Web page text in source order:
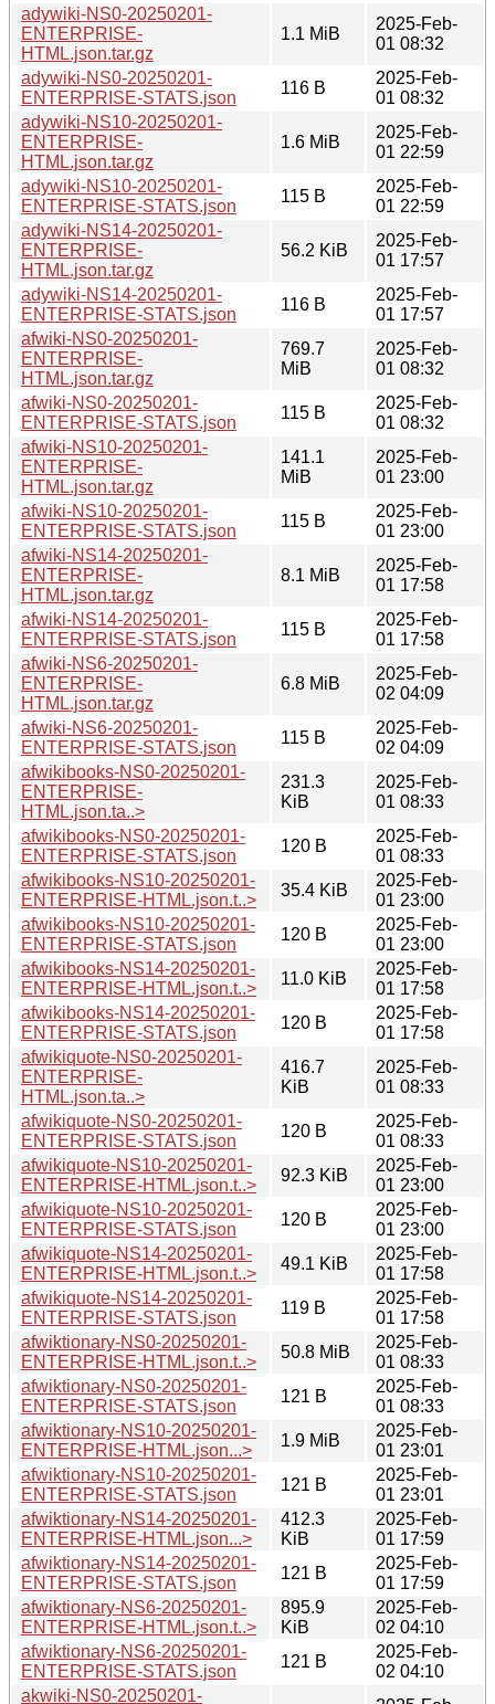
adywiki-NS0-20250201-
ENTERPRISE-
HTML.json.tar.gz
1.1 MiB
2025-Feb-
01 08:32
adywiki-NS0-20250201-
ENTERPRISE-STATS.json
116 B
2025-Feb-
01 08:32
adywiki-NS10-20250201-
ENTERPRISE-
HTML.json.tar.gz
1.6 MiB
2025-Feb-
01 22:59
adywiki-NS10-20250201-
ENTERPRISE-STATS.json
115 B
2025-Feb-
01 22:59
adywiki-NS14-20250201-
ENTERPRISE-
HTML.json.tar.gz
56.2 KiB
2025-Feb-
01 17:57
adywiki-NS14-20250201-
ENTERPRISE-STATS.json
116 B
2025-Feb-
01 17:57
afwiki-NS0-20250201-
ENTERPRISE-
HTML.json.tar.gz
769.7
MiB
2025-Feb-
01 08:32
afwiki-NS0-20250201-
ENTERPRISE-STATS.json
115 B
2025-Feb-
01 08:32
afwiki-NS10-20250201-
ENTERPRISE-
HTML.json.tar.gz
141.1
MiB
2025-Feb-
01 23:00
afwiki-NS10-20250201-
ENTERPRISE-STATS.json
115 B
2025-Feb-
01 23:00
afwiki-NS14-20250201-
ENTERPRISE-
HTML.json.tar.gz
8.1 MiB
2025-Feb-
01 17:58
afwiki-NS14-20250201-
ENTERPRISE-STATS.json
115 B
2025-Feb-
01 17:58
afwiki-NS6-20250201-
ENTERPRISE-
HTML.json.tar.gz
6.8 MiB
2025-Feb-
02 04:09
afwiki-NS6-20250201-
ENTERPRISE-STATS.json
115 B
2025-Feb-
02 04:09
afwikibooks-NS0-20250201-
ENTERPRISE-
HTML.json.ta..>
231.3
KiB
2025-Feb-
01 08:33
afwikibooks-NS0-20250201-
ENTERPRISE-STATS.json
120 B
2025-Feb-
01 08:33
afwikibooks-NS10-20250201-
ENTERPRISE-HTML.json.t..>
35.4 KiB
2025-Feb-
01 23:00
afwikibooks-NS10-20250201-
ENTERPRISE-STATS.json
120 B
2025-Feb-
01 23:00
afwikibooks-NS14-20250201-
ENTERPRISE-HTML.json.t..>
11.0 KiB
2025-Feb-
01 17:58
afwikibooks-NS14-20250201-
ENTERPRISE-STATS.json
120 B
2025-Feb-
01 17:58
afwikiquote-NS0-20250201-
ENTERPRISE-
HTML.json.ta..>
416.7
KiB
2025-Feb-
01 08:33
afwikiquote-NS0-20250201-
ENTERPRISE-STATS.json
120 B
2025-Feb-
01 08:33
afwikiquote-NS10-20250201-
ENTERPRISE-HTML.json.t..>
92.3 KiB
2025-Feb-
01 23:00
afwikiquote-NS10-20250201-
ENTERPRISE-STATS.json
120 B
2025-Feb-
01 23:00
afwikiquote-NS14-20250201-
ENTERPRISE-HTML.json.t..>
49.1 KiB
2025-Feb-
01 17:58
afwikiquote-NS14-20250201-
ENTERPRISE-STATS.json
119 B
2025-Feb-
01 17:58
afwiktionary-NS0-20250201-
ENTERPRISE-HTML.json.t..>
50.8 MiB
2025-Feb-
01 08:33
afwiktionary-NS0-20250201-
ENTERPRISE-STATS.json
121 B
2025-Feb-
01 08:33
afwiktionary-NS10-20250201-
ENTERPRISE-HTML.json...>
1.9 MiB
2025-Feb-
01 23:01
afwiktionary-NS10-20250201-
ENTERPRISE-STATS.json
121 B
2025-Feb-
01 23:01
afwiktionary-NS14-20250201-
ENTERPRISE-HTML.json...>
412.3
KiB
2025-Feb-
01 17:59
afwiktionary-NS14-20250201-
ENTERPRISE-STATS.json
121 B
2025-Feb-
01 17:59
afwiktionary-NS6-20250201-
ENTERPRISE-HTML.json.t..>
895.9
KiB
2025-Feb-
02 04:10
afwiktionary-NS6-20250201-
ENTERPRISE-STATS.json
121 B
2025-Feb-
02 04:10
akwiki-NS0-20250201-